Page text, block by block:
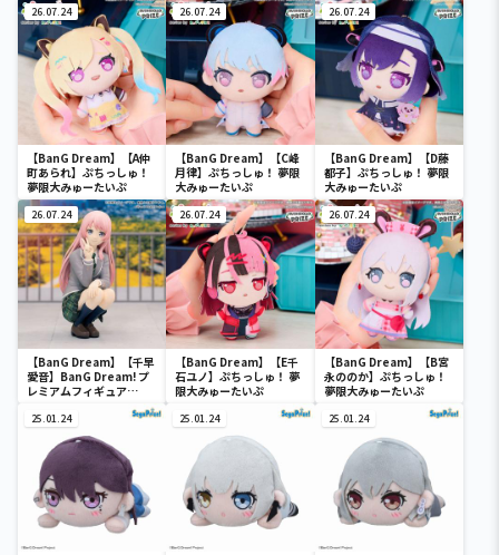
26.07.24
【BanG Dream】【A仲
町あられ】ぷちっしゅ！
夢限大みゅーたいぷ
26.07.24
【BanG Dream】【C峰
月律】ぷちっしゅ！ 夢限
大みゅーたいぷ
26.07.24
【BanG Dream】【D藤
都子】ぷちっしゅ！ 夢限
大みゅーたいぷ
26.07.24
【BanG Dream】【千早
愛音】BanG Dream! プ
レミアムフィギュア
ver.
26.07.24
【BanG Dream】【E千
石ユノ】ぷちっしゅ！ 夢
限大みゅーたいぷ
26.07.24
【BanG Dream】【B宮
永ののか】ぷちっしゅ！
夢限大みゅーたいぷ
25.01.24 25.01.24 25.01.24